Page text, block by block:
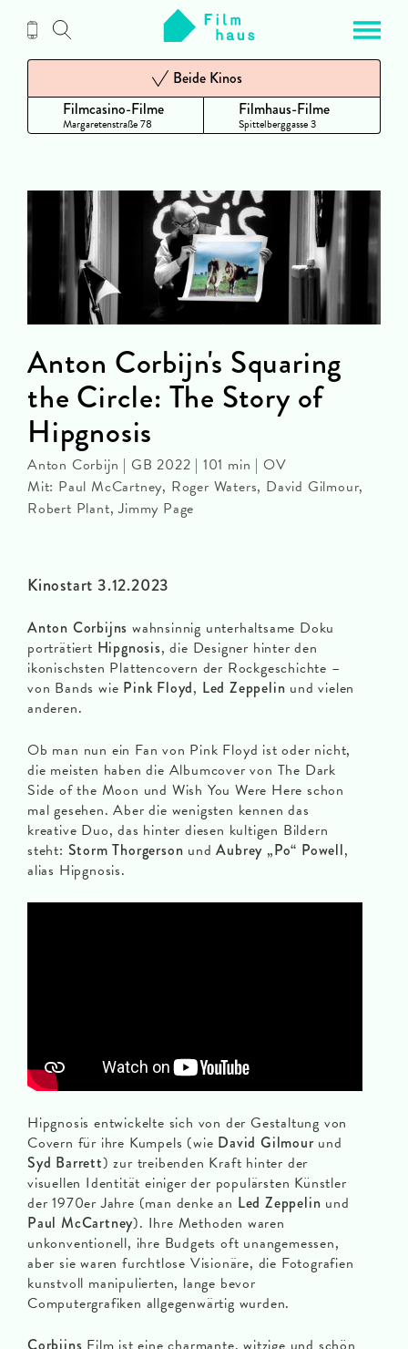
Inhalt
Filmcasino-Filme
Margaretenstraße 78
Beide Kinos
Filmhaus-Filme
Spittelberggasse 3
Kinostart 3.12.2023
Anton Corbijns wahnsinnig unterhaltsame Doku
porträtiert Hipgnosis, die Designer hinter den
ikonischsten Plattencovern der Rockgeschichte –
von Bands wie Pink Floyd, Led Zeppelin und vielen
anderen.
Ob man nun ein Fan von Pink Floyd ist oder nicht,
die meisten haben die Albumcover von The Dark
Side of the Moon und Wish You Were Here schon
mal gesehen. Aber die wenigsten kennen das
kreative Duo, das hinter diesen kultigen Bildern
steht: Storm Thorgerson undAubrey „Po“ Powell,
alias Hipgnosis.
Hipgnosis entwickelte sich von der Gestaltung von
Covern für ihre Kumpels (wie David Gilmourund
Syd Barrett) zur treibenden Kraft hinter der
visuellen Identität einiger der populärsten Künstler
der 1970er Jahre (man denke an Led Zeppelin und
Paul McCartney). Ihre Methoden waren
unkonventionell, ihre Budgets oft unangemessen,
aber sie waren furchtlose Visionäre, die Fotografien
kunstvoll manipulierten, lange bevor
Computergrafiken allgegenwärtig wurden.
Anton Corbijn's Squaring
the Circle: The Story of
Hipgnosis
Anton Corbijn | GB 2022 | 101 min | OV
Mit: Paul McCartney, Roger Waters, David Gilmour,
Robert Plant, Jimmy Page